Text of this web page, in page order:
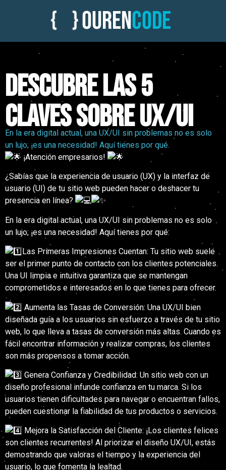
Descubre las 5
claves sobre UX/UI
En la era digital actual, una UX/UI sin problemas no es solo
un lujo; ¡es una necesidad! Aquí tienes por qué.
¡Atención empresarios!
¿Sabías que la experiencia de usuario (UX) y la interfaz de
usuario (UI) de tu sitio web pueden hacer o deshacer tu
presencia en línea?
En la era digital actual, una UX/UI sin problemas no es solo
un lujo; ¡es una necesidad! Aquí tienes por qué:
Las Primeras Impresiones Cuentan: Tu sitio web suele
ser el primer punto de contacto con los clientes potenciales.
Una UI limpia e intuitiva garantiza que se mantengan
comprometidos e interesados en lo que tienes para ofrecer.
Aumenta las Tasas de Conversión: Una UX/UI bien
diseñada guía a los usuarios sin esfuerzo a través de tu sitio
web, lo que lleva a tasas de conversión más altas. Cuando es
fácil encontrar información y realizar compras, los clientes
son más propensos a tomar acción.
Genera Confianza y Credibilidad: Un sitio web con un
diseño profesional infunde confianza en tu marca. Si los
usuarios tienen dificultades para navegar o encuentran fallos,
pueden cuestionar la fiabilidad de tus productos o servicios.
Mejora la Satisfacción del Cliente: ¡Los clientes felices
son clientes recurrentes! Al priorizar el diseño UX/UI, estás
demostrando que valoras el tiempo y la experiencia del
usuario, lo que fomenta la lealtad.